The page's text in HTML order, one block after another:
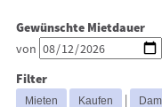
Dirndl
Lederhosen
Kostüme
Gewünschte Mietdauer
von
Filter
|